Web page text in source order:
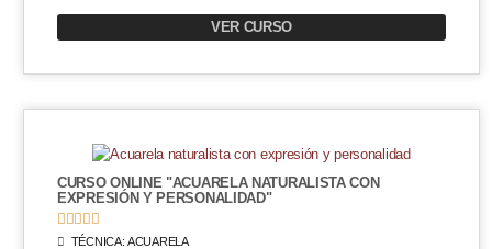
VER CURSO
CURSO ONLINE "ACUARELA NATURALISTA CON
EXPRESIÓN Y PERSONALIDAD"

TÉCNICA:ACUARELA